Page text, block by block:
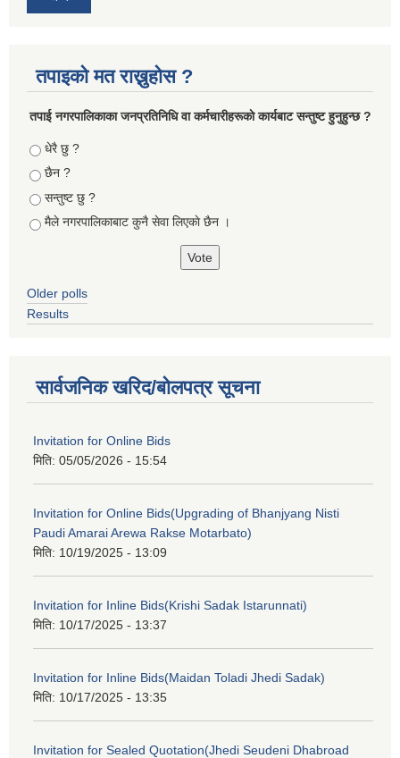
तपाइको मत राख्नुहोस ?
तपा‌ई नगरपालिकाका जनप्रतिनिधि वा कर्मचारीहरूकाे कार्यबाट सन्तुष्ट हुनुहुन्छ ?
Choices
धेरै छु ?
छैन ?
सन्तुष्ट छु ?
मैले नगरपालिकाबाट कुनै सेवा लिएकाे छैन ।
Older polls
Results
सार्वजनिक खरिद/बोलपत्र सूचना
Invitation for Online Bids
मिति: 05/05/2026 - 15:54
Invitation for Online Bids(Upgrading of Bhanjyang Nisti
Paudi Amarai Arewa Rakse Motarbato)
मिति: 10/19/2025 - 13:09
Invitation for Inline Bids(Krishi Sadak Istarunnati)
मिति: 10/17/2025 - 13:37
Invitation for Inline Bids(Maidan Toladi Jhedi Sadak)
मिति: 10/17/2025 - 13:35
Invitation for Sealed Quotation(Jhedi Seudeni Dhabroad